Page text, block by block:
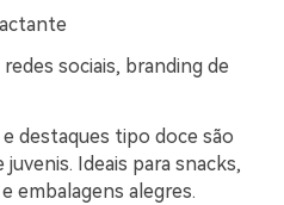
sociais, branding de
destaques tipo doce são
Ideais para snacks,
embalagens alegres.